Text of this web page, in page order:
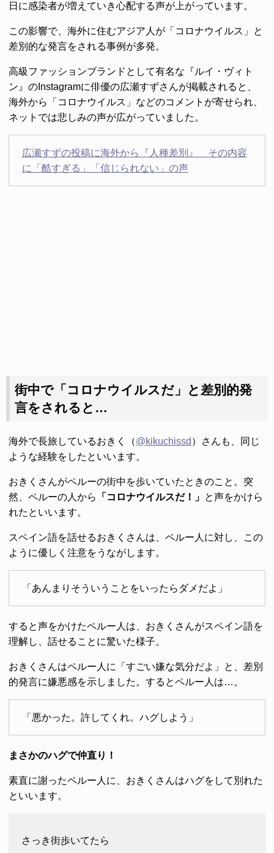
日に感染者が増えていき心配する声が上がっています。
この影響で、海外に住むアジア人が「コロナウイルス」と
差別的な発言をされる事例が多発。
高級ファッションブランドとして有名な『ルイ・ヴィト
ン』のInstagramに俳優の広瀬すずさんが掲載されると、
海外から「コロナウイルス」などのコメントが寄せられ、
ネットでは悲しみの声が広がっていました。
広瀬すずの投稿に海外から『人種差別』 その内容
に「酷すぎる」「信じられない」の声
街中で「コロナウイルスだ」と差別的発
言をされると…
海外で長旅しているおきく（@kikuchissd ）さんも、同じ
ような経験をしたといいます。
おきくさんがペルーの街中を歩いていたときのこと。突
然、ペルーの人から
「コロナウイルスだ！」 と声をかけら
れたといいます。
スペイン語を話せるおきくさんは、ペルー人に対し、この
ように優しく注意をうながします。
「あんまりそういうことをいったらダメだよ」
すると声をかけたペルー人は、おきくさんがスペイン語を
理解し、話せることに驚いた様子。
おきくさんはペルー人に「すごい嫌な気分だよ」と、差別
的発言に嫌悪感を示しました。するとペルー人は…。
「悪かった。許してくれ。ハグしよう」
まさかのハグで仲直り！
素直に謝ったペルー人に、おきくさんはハグをして別れた
といいます。
さっき街歩いてたら